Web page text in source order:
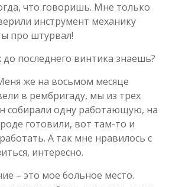
что говоришь. Мне только
инструмент механику
про штурвал!
последнего винтика знаешь?
же на восьмом месяце
в рембригаду, мы из трех
собирали одну работающую, на
готовили, вот там-то и
А так мне нравилось с
интересно.
– это мое больное место.